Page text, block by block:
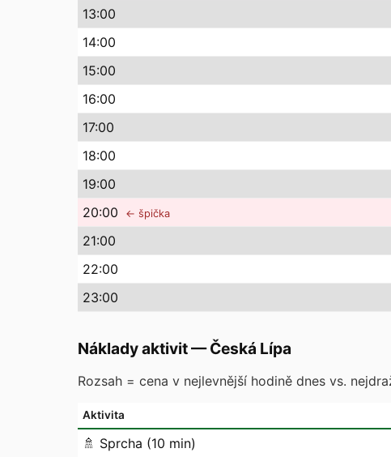
13:00
14:00
15:00
16:00
17:00
18:00
19:00
20:00 ← špička
21:00
22:00
23:00
Náklady aktivit—Česká Lípa
Rozsah = cena v nejlevnější hodině dnes vs.
Aktivita
🚿 Sprcha (10 min)